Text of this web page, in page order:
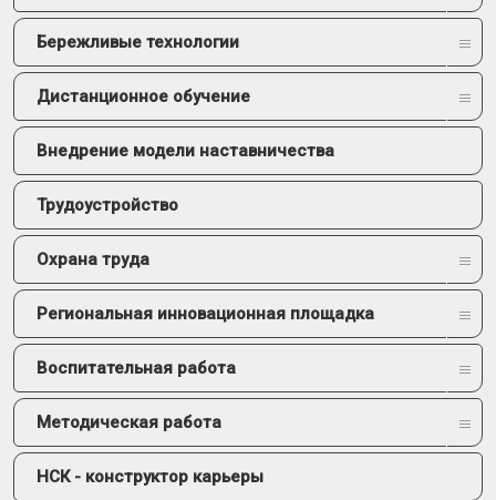
Бережливые технологии
Дистанционное обучение
Внедрение модели наставничества
Трудоустройство
Охрана труда
Региональная инновационная площадка
Воспитательная работа
Методическая работа
НСК - конструктор карьеры